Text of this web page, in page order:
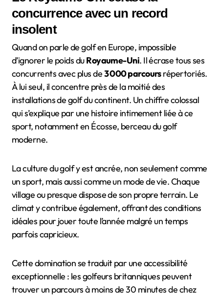
concurrence avec un record
insolent
Quand on parle de golf en Europe, impossible
d’ignorer le poids duRoyaume-Uni. Il écrase tous ses
concurrents avec plus de3 000 parcoursrépertoriés.
À lui seul, il concentre près de la moitié des
installations de golf du continent. Un chiffre colossal
qui s’explique par une histoire intimement liée à ce
sport, notamment en Écosse, berceau du golf
moderne.
La culture du golf y est ancrée, non seulement comme
un sport, mais aussi comme un mode de vie. Chaque
village ou presque dispose de son propre terrain. Le
climat y contribue également, offrant des conditions
idéales pour jouer toute l’année malgré un temps
parfois capricieux.
Cette domination se traduit par une accessibilité
exceptionnelle : les golfeurs britanniques peuvent
trouver un parcours à moins de 30 minutes de chez